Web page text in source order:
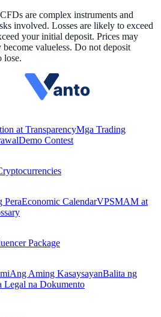
are complex instruments and
involved. Losses are likely to exceed
your initial deposit. Prices may
valueless. Do not deposit
lose.
at TransparencyMga Trading
Demo Contest
PeraEconomic CalendarVPSMAM at
Package
Ang Aming KasaysayanBalita ng
Legal na Dokumento